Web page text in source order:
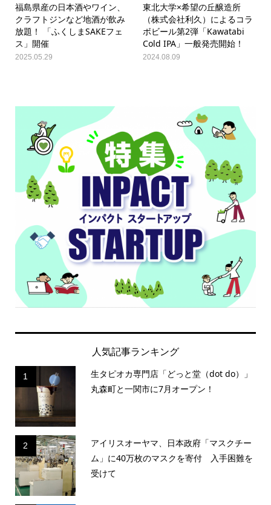
福島県産の日本酒やワイン、
クラフトジンなど地酒が飲み
放題！ 「ふくしまSAKEフェ
ス」開催
2025.05.29
東北大学×希望の丘醸造所
（株式会社利久）によるコラ
ボビール第2弾「Kawatabi
Cold IPA」一般発売開始！
2024.08.09
人気記事ランキング
1
生タピオカ専門店「どっと堂（dot do）」
丸森町と一関市に7月オープン！
2
アイリスオーヤマ、日本政府「マスクチー
ム」に40万枚のマスクを寄付 入手困難を
受けて